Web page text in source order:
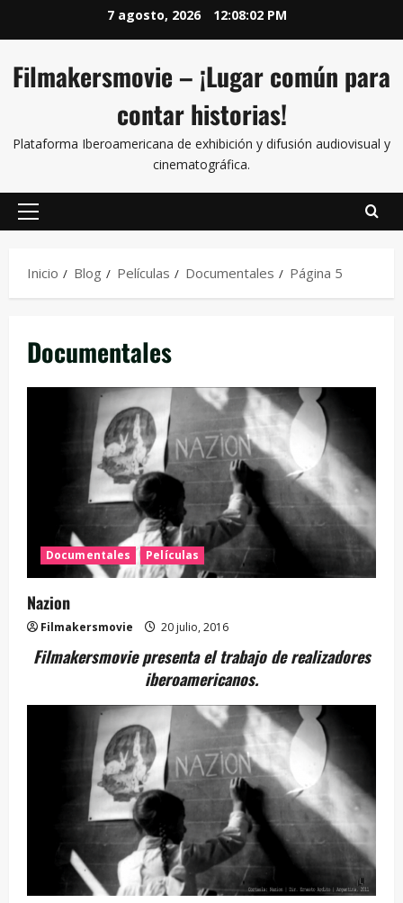
7 agosto, 2026 12:08:03 PM
Filmakersmovie – ¡Lugar común para
contar historias!
Plataforma Iberoamericana de exhibición y difusión audiovisual y
cinematográfica.
Inicio Blog Películas Documentales Página 5
Documentales
Documentales Películas
Nazion
Filmakersmovie 20 julio, 2016
Filmakersmovie presenta el trabajo de realizadores
iberoamericanos.